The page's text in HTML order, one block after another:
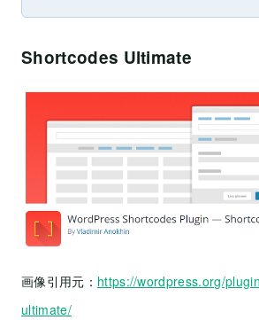
Shortcodes Ultimate
画像引用元： https://wordpress.org/
ultimate/